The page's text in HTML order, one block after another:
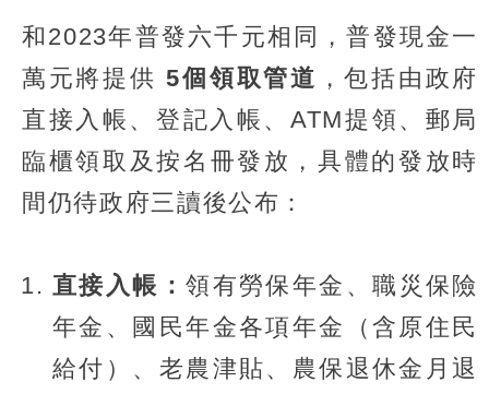
和2023年普發六千元相同，普發現金一
萬元將提供5個領取管道 ，包括由政府
直接入帳、登記入帳、ATM提領、郵局
臨櫃領取及按名冊發放，具體的發放時
間仍待政府三讀後公布：
直接入帳：領有勞保年金、職災保險
年金、國民年金各項年金（含原住民
給付）、老農津貼、農保退休金月退